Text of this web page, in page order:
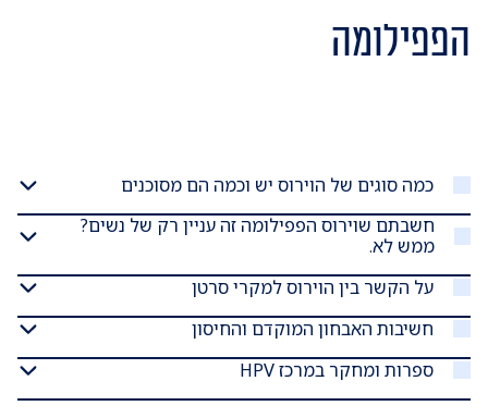
הפפילומה
כמה סוגים של הוירוס יש וכמה הם מסוכנים
חשבתם שוירוס הפפילומה זה עניין רק של נשים?
ממש לא.
על הקשר בין הוירוס למקרי סרטן
חשיבות האבחון המוקדם והחיסון
ספרות ומחקר במרכז HPV